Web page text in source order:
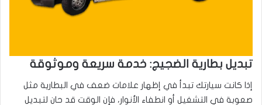
تبديل بطارية الضجيج: خدمة سريعة وموثوقة
إذا كانت سيارتك تبدأ في إظهار علامات ضعف في البطارية مثل
صعوبة في التشغيل أو انطفاء الأنوار، فإن الوقت قد حان لتبديل